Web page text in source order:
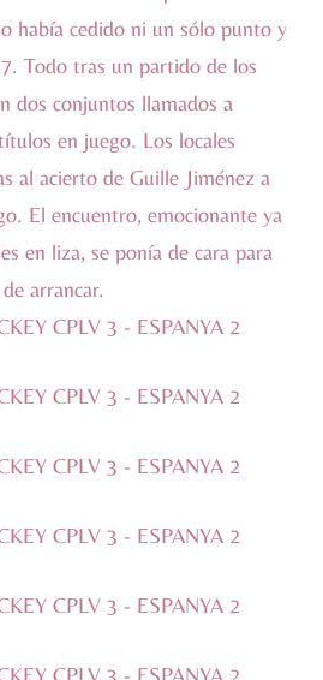
había cedido ni un sólo punto y
Todo tras un partido de los
dos conjuntos llamados a
en juego. Los locales
al acierto de Guille Jiménez a
El encuentro, emocionante ya
en liza, se ponía de cara para
arrancar.